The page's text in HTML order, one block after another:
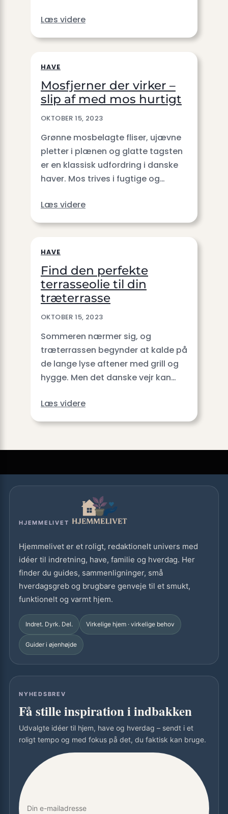
Læs videre
HAVE
Mosfjerner der virker –
slip af med mos hurtigt
OKTOBER 15, 2023
Grønne mosbelagte fliser, ujævne
pletter i plænen og glatte tagsten
er en klassisk udfordring i danske
haver. Mos trives i fugtige og…
Læs videre
HAVE
Find den perfekte
terrasseolie til din
træterrasse
OKTOBER 15, 2023
Sommeren nærmer sig, og
træterrassen begynder at kalde på
de lange lyse aftener med grill og
hygge. Men det danske vejr kan…
Læs videre
HJEMMELIVET
Hjemmelivet er et roligt, redaktionelt univers med
idéer til indretning, have, familie og hverdag. Her
finder du guides, sammenligninger, små
hverdagsgreb og brugbare genveje til et smukt,
funktionelt og varmt hjem.
Indret. Dyrk. Del. Virkelige hjem · virkelige behov
Guider i øjenhøjde
NYHEDSBREV
Få stille inspiration i indbakken
Udvalgte idéer til hjem, have og hverdag – sendt i et
roligt tempo og med fokus på det, du faktisk kan bruge.